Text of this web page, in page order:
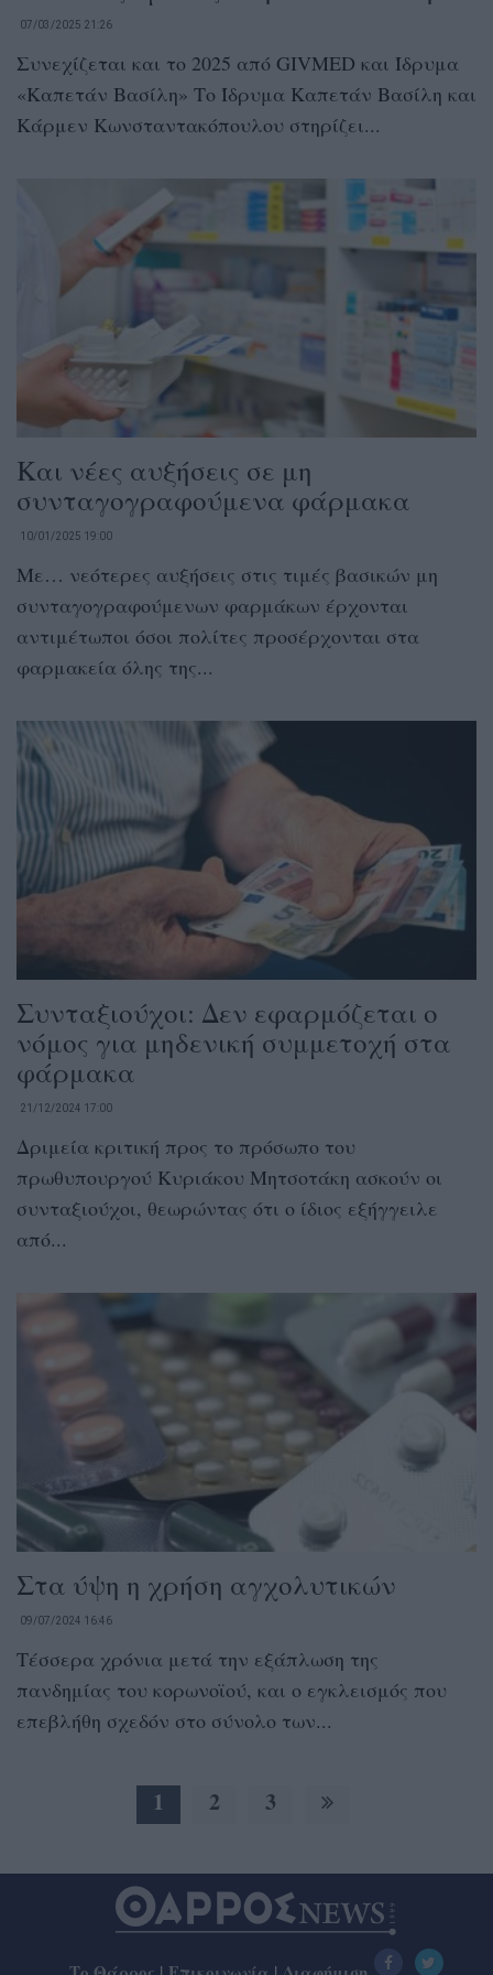
07/03/2025 21:26
Συνεχίζεται και το 2025 από GIVMED και Ίδρυμα
«Καπετάν Βασίλη» Το Ίδρυμα Καπετάν Βασίλη και
Κάρμεν Κωνσταντακόπουλου στηρίζει...
Και νέες αυξήσεις σε μη
συνταγογραφούμενα φάρμακα
10/01/2025 19:00
Με… νεότερες αυξήσεις στις τιμές βασικών μη
συνταγογραφούμενων φαρμάκων έρχονται
αντιμέτωποι όσοι πολίτες προσέρχονται στα
φαρμακεία όλης της...
Συνταξιούχοι: Δεν εφαρμόζεται ο
νόμος για μηδενική συμμετοχή στα
φάρμακα
21/12/2024 17:00
Δριμεία κριτική προς το πρόσωπο του
πρωθυπουργού Κυριάκου Μητσοτάκη ασκούν οι
συνταξιούχοι, θεωρώντας ότι ο ίδιος εξήγγειλε
από...
Στα ύψη η χρήση αγχολυτικών
09/07/2024 16:46
Τέσσερα χρόνια μετά την εξάπλωση της
πανδημίας του κορωνοϊού, και ο εγκλεισμός που
επεβλήθη σχεδόν στο σύνολο των...
1 2 3